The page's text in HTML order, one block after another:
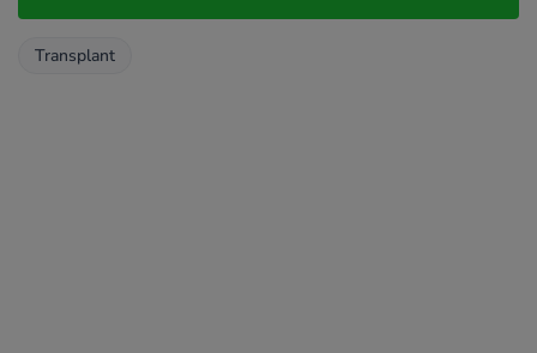
Transplant